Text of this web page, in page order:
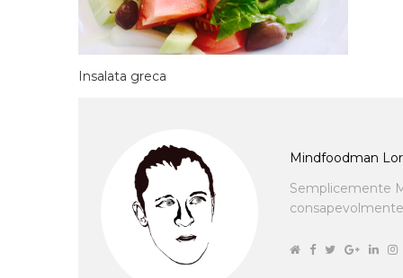
Insalata greca
Mindfoodman
Semplicemente